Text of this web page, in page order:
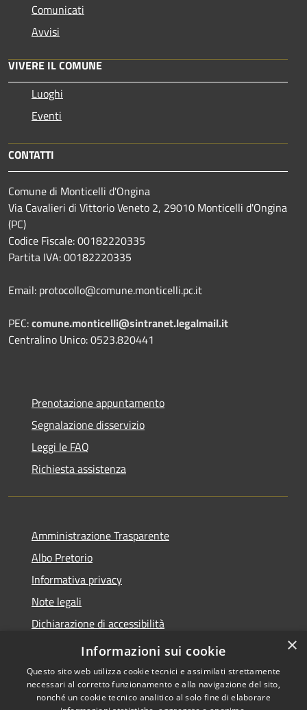
Comunicati
Avvisi
VIVERE IL COMUNE
Luoghi
Eventi
CONTATTI
Comune di Monticelli d'Ongina
Via Cavalieri di Vittorio Veneto 2, 29010 Monticelli d'Ongina
(PC)
Codice Fiscale: 00182220335
Partita IVA: 00182220335
Email: protocollo@comune.monticelli.pc.it
PEC:comune.monticelli@sintranet.legalmail.it
Centralino Unico: 0523.820441
Prenotazione appuntamento
Segnalazione disservizio
Leggi le FAQ
Richiesta assistenza
Amministrazione Trasparente
Albo Pretorio
Informativa privacy
Note legali
Dichiarazione di accessibilità
Obiettivi di accessibilità
×
Informazioni sui cookie
Questo sito web utilizza cookie tecnici e assimilati strettamente
necessari al corretto funzionamento e alla navigazione del sito,
nonché un cookie tecnico analitico al solo fine di elaborare